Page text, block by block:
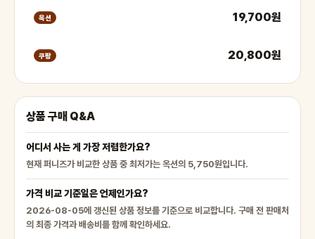
옥션 19,700원
쿠팡 20,800원
상품 구매 Q&A
어디서 사는 게 가장 저렴한가요?
현재 퍼니즈가 비교한 상품 중 최저가는 옥션의 5,750원입니다.
가격 비교 기준일은 언제인가요?
2026-08-05에 갱신된 상품 정보를 기준으로 비교합니다. 구매 전 판매처
의 최종 가격과 배송비를 함께 확인하세요.